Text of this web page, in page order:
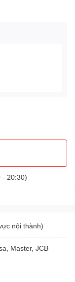
20:30)
nội thành)
Master, JCB